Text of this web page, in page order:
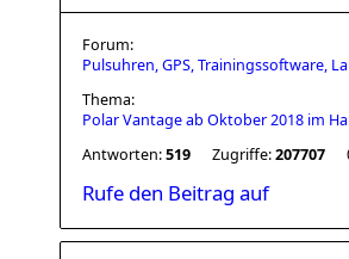
Forum:
Pulsuhren, GPS, Trainingssoftware,
Thema:
Polar Vantage ab Oktober 2018 im
Antworten:519 Zugriffe:207707
Rufe den Beitrag auf